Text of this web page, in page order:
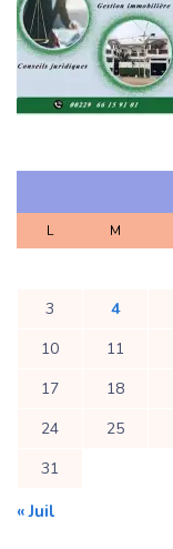
L M
3
4
10
11
17
18
24
25
31
« Juil